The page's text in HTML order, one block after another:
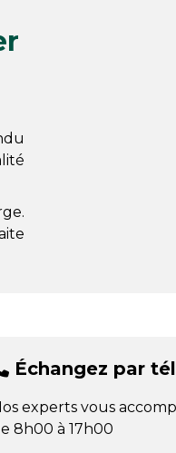
Échangez par
experts vous
8h00 à 17h00